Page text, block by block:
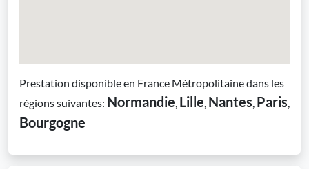
Prestation disponible en France Métropolitaine dans les
régions suivantes: Normandie, Lille, Nantes, Paris,
Bourgogne